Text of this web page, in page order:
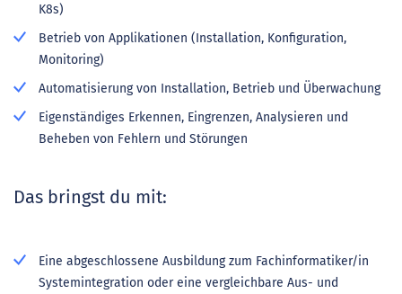
K8s)
Betrieb von Applikationen (Installation, Konfiguration,
Monitoring)
Automatisierung von Installation, Betrieb und Überwachung
Eigenständiges Erkennen, Eingrenzen, Analysieren und
Beheben von Fehlern und Störungen
Das bringst du mit:
Eine abgeschlossene Ausbildung zum Fachinformatiker/in
Systemintegration oder eine vergleichbare Aus- und